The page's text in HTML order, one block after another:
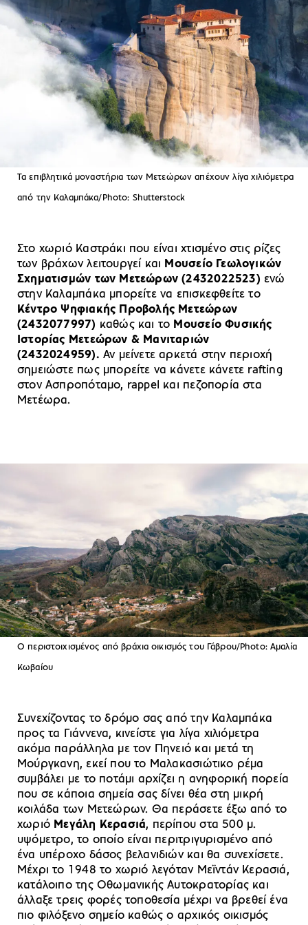
Τα επιβλητικά μοναστήρια των Μετεώρων απέχουν λίγα χιλιόμετρα
από την Καλαμπάκα/Photo: Shutterstock
Στο χωριό Καστράκι που είναι χτισμένο στις ρίζες
των βράχων λειτουργεί και Μουσείο Γεωλογικών
Σχηματισμών των Μετεώρων (2432022523) ενώ
στην Καλαμπάκα μπορείτε να επισκεφθείτε το
Κέντρο Ψηφιακής Προβολής Μετεώρων
(2432077997) καθώς και το Μουσείο Φυσικής
Ιστορίας Μετεώρων & Μανιταριών
(2432024959). Αν μείνετε αρκετά στην περιοχή
σημειώστε πως μπορείτε να κάνετε κάνετε rafting
στον Ασπροπόταμο, rappel και πεζοπορία στα
Μετέωρα.
Ο περιστοιχισμένος από βράχια οικισμός του Γάβρου/Photo: Αμαλία
Κωβαίου
Συνεχίζοντας το δρόμο σας από την Καλαμπάκα
προς τα Γιάννενα, κινείστε για λίγα χιλιόμετρα
ακόμα παράλληλα με τον Πηνειό και μετά τη
Μούργκανη, εκεί που το Μαλακασιώτικο ρέμα
συμβάλει με το ποτάμι αρχίζει η ανηφορική πορεία
που σε κάποια σημεία σας δίνει θέα στη μικρή
κοιλάδα των Μετεώρων. Θα περάσετε έξω από το
χωριό Μεγάλη Κερασιά, περίπου στα 500 μ.
υψόμετρο, το οποίο είναι περιτριγυρισμένο από
ένα υπέροχο δάσος βελανιδιών και θα συνεχίσετε.
Μέχρι το 1948 το χωριό λεγόταν Μεϊντάν Κερασιά,
κατάλοιπο της Οθωμανικής Αυτοκρατορίας και
άλλαξε τρεις φορές τοποθεσία μέχρι να βρεθεί ένα
πιο φιλόξενο σημείο καθώς ο αρχικός οικισμός